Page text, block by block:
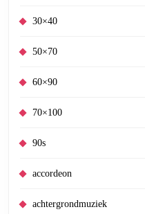
30×40
50×70
60×90
70×100
90s
accordeon
achtergrondmuziek